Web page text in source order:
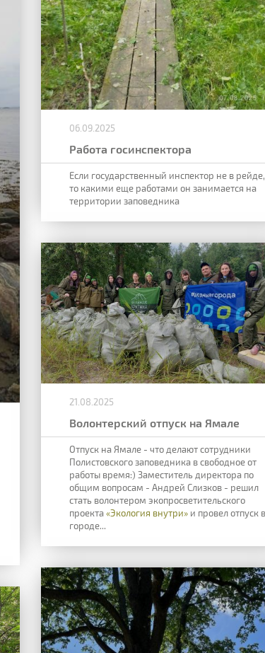
06.09.2025
Работа госинспектора
Если государственный инспектор не в рейде,
то какими еще работами он занимается на
территории заповедника
21.08.2025
Волонтерский отпуск на Ямале
Отпуск на Ямале - что делают сотрудники
Полистовского заповедника в свободное от
работы время:) Заместитель директора по
общим вопросам - Андрей Слизков - решил
стать волонтером экопросветительского
проекта«Экология внутри» и провел отпуск в
городе...